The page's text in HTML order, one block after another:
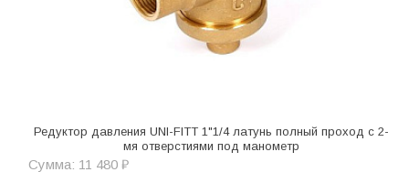
Редуктор давления UNI-FITT 1"1/4 латунь полный проход с 2-
мя отверстиями под манометр
Сумма: 11 480 ₽